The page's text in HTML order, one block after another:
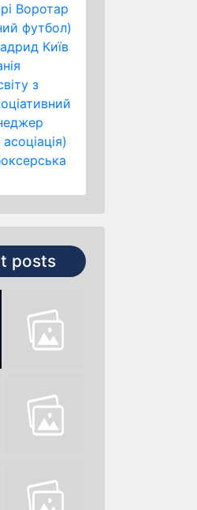
Воротар
футбол)
Київ
з
posts